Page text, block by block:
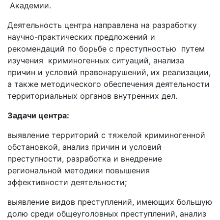
Академии.
Деятельность центра направлена на разработку
научно-практических предложений и
рекомендаций по борьбе с преступностью путем
изучения криминогенных ситуаций, анализа
причин и условий правонарушений, их реализации,
а также методического обеспечения деятельности
территориальных органов внутренних дел.
Задачи центра:
выявление территорий с тяжелой криминогенной
обстановкой, анализ причин и условий
преступности, разработка и внедрение
региональной методики повышения
эффективности деятельности;
выявление видов преступлений, имеющих большую
долю среди общеуголовных преступлений, анализ